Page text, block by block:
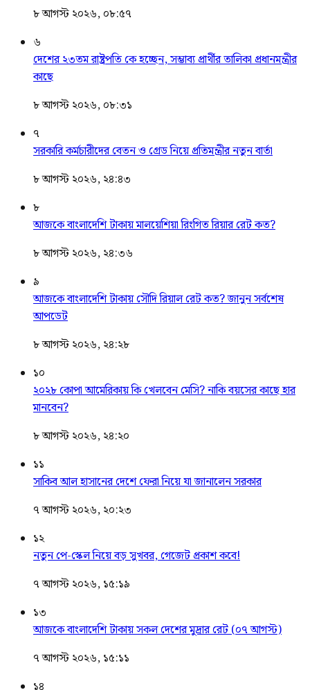
৮ আগস্ট ২০২৬, ০৮:৫৭
৬
দেশের ২৩তম রাষ্ট্রপতি কে হচ্ছেন, সম্ভাব্য প্রার্থীর তালিকা প্রধানমন্ত্রীর
কাছে
৮ আগস্ট ২০২৬, ০৮:৩১
৭
সরকারি কর্মচারীদের বেতন ও গ্রেড নিয়ে প্রতিমন্ত্রীর নতুন বার্তা
৮ আগস্ট ২০২৬, ২৪:৪৩
৮
আজকে বাংলাদেশি টাকায় মালয়েশিয়া রিংগিত রিয়ার রেট কত?
৮ আগস্ট ২০২৬, ২৪:৩৬
৯
আজকে বাংলাদেশি টাকায় সৌদি রিয়াল রেট কত? জানুন সর্বশেষ
আপডেট
৮ আগস্ট ২০২৬, ২৪:২৮
১০
২০২৮ কোপা আমেরিকায় কি খেলবেন মেসি? নাকি বয়সের কাছে হার
মানবেন?
৮ আগস্ট ২০২৬, ২৪:২০
১১
সাকিব আল হাসানের দেশে ফেরা নিয়ে যা জানালেন সরকার
৭ আগস্ট ২০২৬, ২০:২৩
১২
নতুন পে-স্কেল নিয়ে বড় সুখবর, গেজেট প্রকাশ কবে!
৭ আগস্ট ২০২৬, ১৫:১৯
১৩
আজকে বাংলাদেশি টাকায় সকল দেশের মুদ্রার রেট (০৭ আগস্ট)
৭ আগস্ট ২০২৬, ১৫:১১